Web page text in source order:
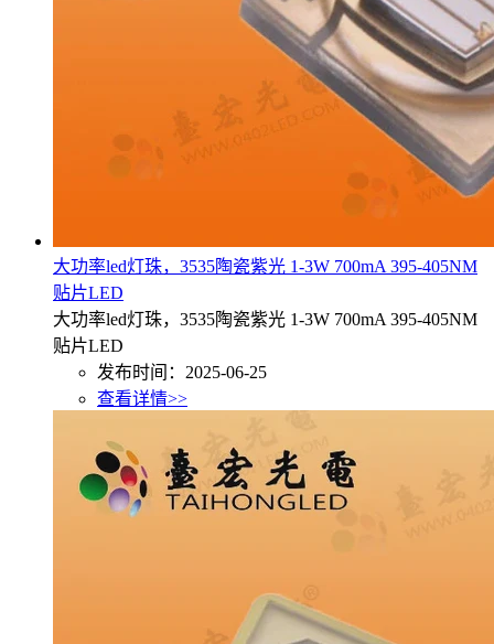
大功率led灯珠，3535陶瓷紫光 1-3W 700mA 395-405NM
贴片LED
大功率led灯珠，3535陶瓷紫光 1-3W 700mA 395-405NM
贴片LED
发布时间：2025-06-25
查看详情>>